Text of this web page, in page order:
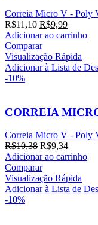
Correia Micro V - Poly
R$11,10 R$9,99
Adicionar ao carrinho
Comparar
Visualização Rápida
Adicionar à Lista de
-10%
CORREIA
Correia Micro V - Poly
R$10,38 R$9,34
Adicionar ao carrinho
Comparar
Visualização Rápida
Adicionar à Lista de
-10%